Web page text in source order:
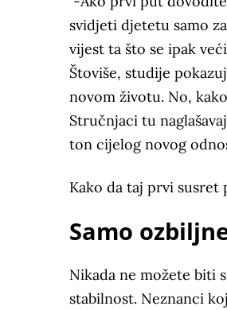
svidjeti djetetu samo
vijest ta što se ipak
Štoviše, studije
novom životu. No,
Stručnjaci tu
ton cijelog novog
Kako da taj prvi susret
Samo
Nikada ne možete biti
stabilnost. Neznanci